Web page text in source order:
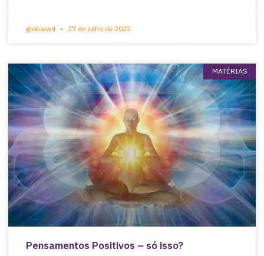
globalwd 27 de julho de 2022
MATÉRIAS
Pensamentos Positivos – só isso?